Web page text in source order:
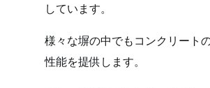
しています。
様々な塀の中でもコンクリート
性能を提供します。